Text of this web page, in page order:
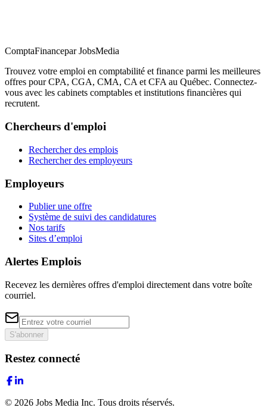
ComptaFinancepar JobsMedia
Trouvez votre emploi en comptabilité et finance parmi les meilleures
offres pour CPA, CGA, CMA, CA et CFA au Québec. Connectez-
vous avec les cabinets comptables et institutions financières qui
recrutent.
Chercheurs d'emploi
Rechercher des emplois
Rechercher des employeurs
Employeurs
Publier une offre
Système de suivi des candidatures
Nos tarifs
Sites d’emploi
Alertes Emplois
Recevez les dernières offres d'emploi directement dans votre boîte
courriel.
S'abonner
Restez connecté
© 2026 Jobs Media Inc. Tous droits réservés.